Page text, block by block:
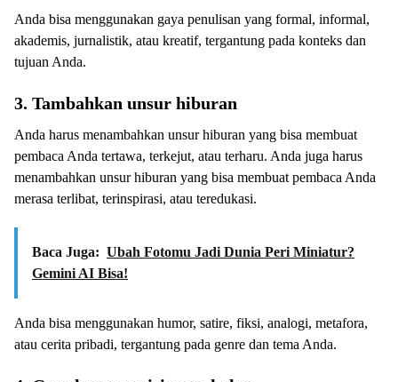
Anda bisa menggunakan gaya penulisan yang formal, informal,
akademis, jurnalistik, atau kreatif, tergantung pada konteks dan
tujuan Anda.
3. Tambahkan unsur hiburan
Anda harus menambahkan unsur hiburan yang bisa membuat
pembaca Anda tertawa, terkejut, atau terharu. Anda juga harus
menambahkan unsur hiburan yang bisa membuat pembaca Anda
merasa terlibat, terinspirasi, atau teredukasi.
Baca Juga: Ubah Fotomu Jadi Dunia Peri Miniatur?
Gemini AI Bisa!
Anda bisa menggunakan humor, satire, fiksi, analogi, metafora,
atau cerita pribadi, tergantung pada genre dan tema Anda.